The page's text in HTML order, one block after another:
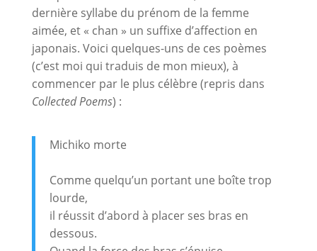
dernière syllabe du prénom de la femme
aimée, et « chan » un suffixe d’affection en
japonais. Voici quelques-uns de ces poèmes
(c’est moi qui traduis de mon mieux), à
commencer par le plus célèbre (repris dans
Collected Poems) :
Michiko morte
Comme quelqu’un portant une boîte trop
lourde,
il réussit d’abord à placer ses bras en
dessous.